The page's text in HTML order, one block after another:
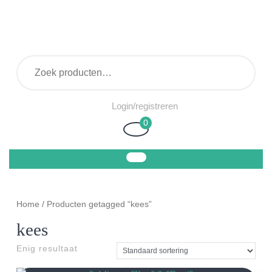
Login/registrerenLogin/registreren
Winkelwagen
0
Home / Producten getagged “kees”
kees
Enig resultaat